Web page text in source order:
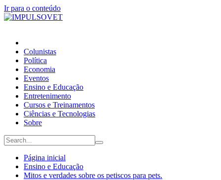
Ir para o conteúdo
Colunistas
Política
Economia
Eventos
Ensino e Educação
Entretenimento
Cursos e Treinamentos
Ciências e Tecnologias
Sobre
Página inicial
Ensino e Educação
Mitos e verdades sobre os petiscos para pets.